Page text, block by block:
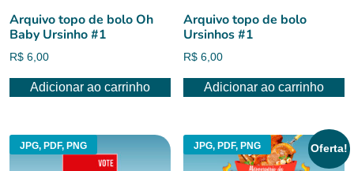
Arquivo topo de bolo Oh
Baby Ursinho #1
R$ 6,00
Adicionar ao carrinho
Arquivo topo de bolo
Ursinhos #1
R$ 6,00
Adicionar ao carrinho
JPG, PDF, PNG JPG, PDF, PNG Oferta!